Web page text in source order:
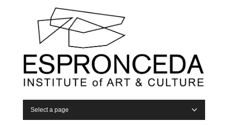
Select a page